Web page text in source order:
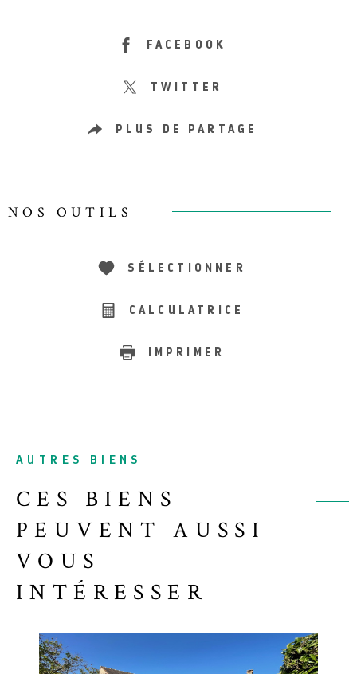
FACEBOOK
TWITTER
PLUS DE PARTAGE
NOS OUTILS
SÉLECTIONNER
CALCULATRICE
IMPRIMER
AUTRES BIENS
CES BIENS
PEUVENT AUSSI
VOUS
INTÉRESSER